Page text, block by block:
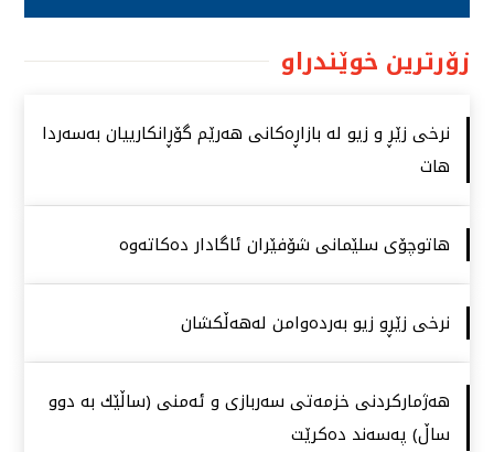
زۆرترین خوێندراو
نرخی زێڕ و زیو لە بازاڕەكانی هەرێم گۆڕانكارییان بەسەردا
هات
هاتوچۆی سلێمانی شۆفێران ئاگادار دەكاتەوە
نرخی زێڕو زیو بەردەوامن لەهەڵكشان
هەژماركردنی خزمەتی سەربازی و ئەمنی (ساڵێك بە دوو
ساڵ) پەسەند دەكرێت